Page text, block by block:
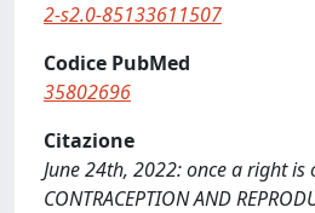
2-s2.0-85133611507
Codice PubMed
35802696
Citazione
June 24th, 2022: once a right is
CONTRACEPTION AND